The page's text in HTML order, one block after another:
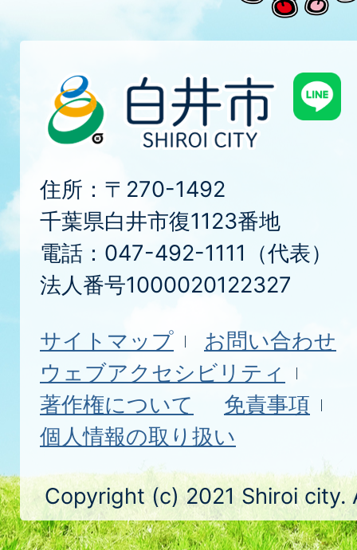
住所：〒270-1492
千葉県白井市復1123番地
電話：047-492-1111（代表）
法人番号1000020122327
サイトマップ
お問い合わせ
ウェブアクセシビリティ
著作権について
免責事項
個人情報の取り扱い
Copyright (c) 2021 Shiroi city.